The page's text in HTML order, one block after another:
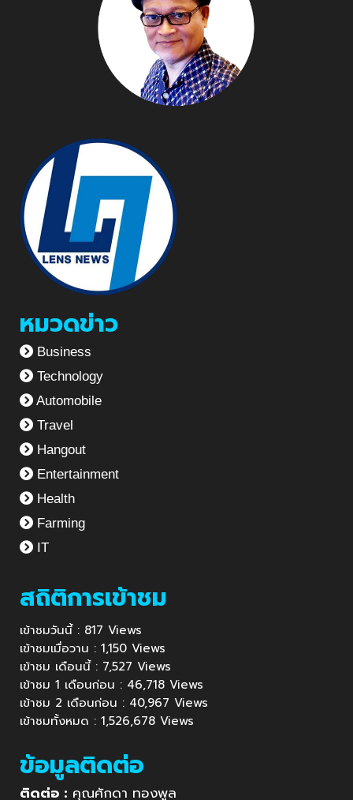
หมวดข่าว
Business
Technology
Automobile
Travel
Hangout
Entertainment
Health
Farming
IT
สถิติการเข้าชม
เข้าชมวันนี้ : 817 Views
เข้าชมเมื่อวาน : 1,150 Views
เข้าชม เดือนนี้ : 7,527 Views
เข้าชม 1 เดือนก่อน : 46,718 Views
เข้าชม 2 เดือนก่อน : 40,967 Views
เข้าชมทั้งหมด : 1,526,678 Views
ข้อมูลติดต่อ
ติดต่อ : คุณศักดา ทองพูล